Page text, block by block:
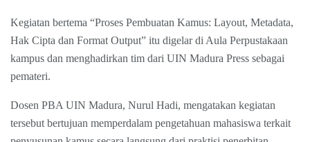
Kegiatan bertema “Proses Pembuatan Kamus: Layout, Metadata,
Hak Cipta dan Format Output” itu digelar di Aula Perpustakaan
kampus dan menghadirkan tim dari UIN Madura Press sebagai
pemateri.
Dosen PBA UIN Madura, Nurul Hadi, mengatakan kegiatan
tersebut bertujuan memperdalam pengetahuan mahasiswa terkait